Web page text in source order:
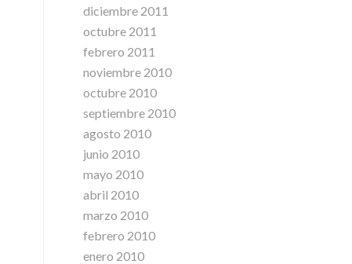
diciembre 2011
octubre 2011
febrero 2011
noviembre 2010
octubre 2010
septiembre 2010
agosto 2010
junio 2010
mayo 2010
abril 2010
marzo 2010
febrero 2010
enero 2010